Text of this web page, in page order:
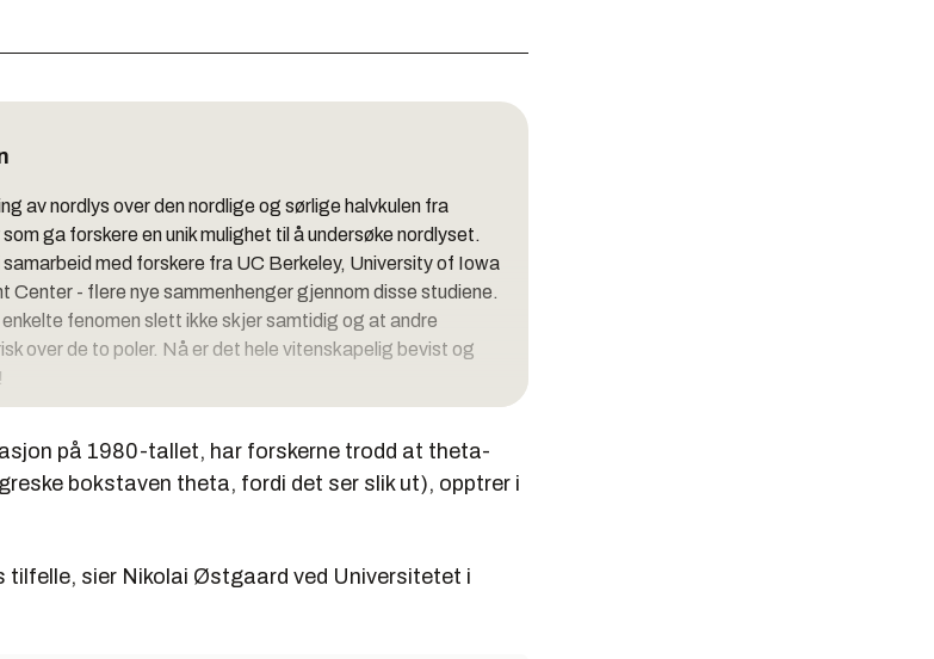
av nordlys over den nordlige og sørlige halvkulen fra
ga forskere en unik mulighet til å undersøke nordlyset.
med forskere fra UC Berkeley, University of Iowa
Center - flere nye sammenhenger gjennom disse studiene.
fenomen slett ikke skjer samtidig og at andre
over de to poler. Nå er det hele vitenskapelig bevist og
på 1980-tallet, har forskerne trodd at theta-
bokstaven theta, fordi det ser slik ut), opptrer i
tilfelle, sier Nikolai Østgaard ved Universitetet i